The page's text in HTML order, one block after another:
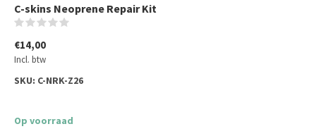
C-skins Neoprene Repair Kit
€14,00
Incl. btw
SKU: C-NRK-Z26
Op voorraad